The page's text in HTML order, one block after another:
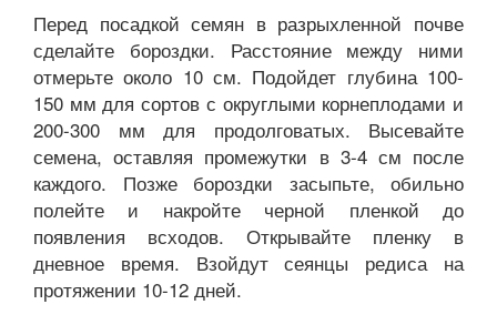
Перед посадкой семян в разрыхленной почве
сделайте бороздки. Расстояние между ними
отмерьте около 10 см. Подойдет глубина 100-
150 мм для сортов с округлыми корнеплодами и
200-300 мм для продолговатых. Высевайте
семена, оставляя промежутки в 3-4 см после
каждого. Позже бороздки засыпьте, обильно
полейте и накройте черной пленкой до
появления всходов. Открывайте пленку в
дневное время. Взойдут сеянцы редиса на
протяжении 10-12 дней.